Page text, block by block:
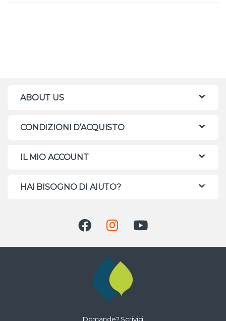
ABOUT US
CONDIZIONI D’ACQUISTO
IL MIO ACCOUNT
HAI BISOGNO DI AIUTO?
Domande? Scrivici